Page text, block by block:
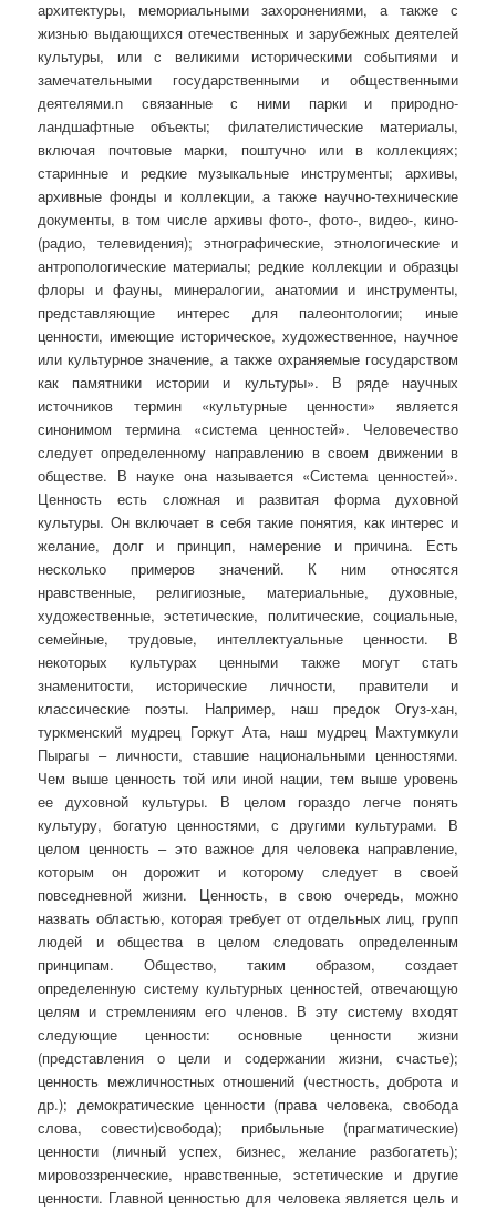
архитектуры, мемориальными захоронениями, а также с
жизнью выдающихся отечественных и зарубежных деятелей
культуры, или с великими историческими событиями и
замечательными государственными и общественными
деятелями.n связанные с ними парки и природно-
ландшафтные объекты; филателистические материалы,
включая почтовые марки, поштучно или в коллекциях;
старинные и редкие музыкальные инструменты; архивы,
архивные фонды и коллекции, а также научно-технические
документы, в том числе архивы фото-, фото-, видео-, кино-
(радио, телевидения); этнографические, этнологические и
антропологические материалы; редкие коллекции и образцы
флоры и фауны, минералогии, анатомии и инструменты,
представляющие интерес для палеонтологии; иные
ценности, имеющие историческое, художественное, научное
или культурное значение, а также охраняемые государством
как памятники истории и культуры». В ряде научных
источников термин «культурные ценности» является
синонимом термина «система ценностей». Человечество
следует определенному направлению в своем движении в
обществе. В науке она называется «Система ценностей».
Ценность есть сложная и развитая форма духовной
культуры. Он включает в себя такие понятия, как интерес и
желание, долг и принцип, намерение и причина. Есть
несколько примеров значений. К ним относятся
нравственные, религиозные, материальные, духовные,
художественные, эстетические, политические, социальные,
семейные, трудовые, интеллектуальные ценности. В
некоторых культурах ценными также могут стать
знаменитости, исторические личности, правители и
классические поэты. Например, наш предок Огуз-хан,
туркменский мудрец Горкут Ата, наш мудрец Махтумкули
Пырагы – личности, ставшие национальными ценностями.
Чем выше ценность той или иной нации, тем выше уровень
ее духовной культуры. В целом гораздо легче понять
культуру, богатую ценностями, с другими культурами. В
целом ценность – это важное для человека направление,
которым он дорожит и которому следует в своей
повседневной жизни. Ценность, в свою очередь, можно
назвать областью, которая требует от отдельных лиц, групп
людей и общества в целом следовать определенным
принципам. Общество, таким образом, создает
определенную систему культурных ценностей, отвечающую
целям и стремлениям его членов. В эту систему входят
следующие ценности: основные ценности жизни
(представления о цели и содержании жизни, счастье);
ценность межличностных отношений (честность, доброта и
др.); демократические ценности (права человека, свобода
слова, совести)свобода); прибыльные (прагматические)
ценности (личный успех, бизнес, желание разбогатеть);
мировоззренческие, нравственные, эстетические и другие
ценности. Главной ценностью для человека является цель и